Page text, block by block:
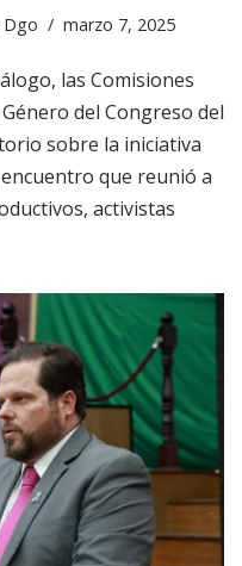
Dgo marzo 7, 2025
las Comisiones
del Congreso del
sobre la iniciativa
que reunió a
activistas